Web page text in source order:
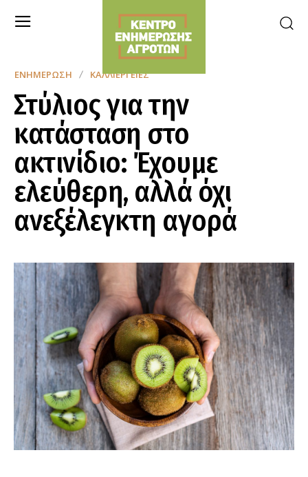
ΕΝΗΜΈΡΩΣΗ ΚΑΛΛΙΈΡΓΕΙΕΣ
Στύλιος για την
κατάσταση στο
ακτινίδιo: Έχουμε
ελεύθερη, αλλά όχι
ανεξέλεγκτη αγορά